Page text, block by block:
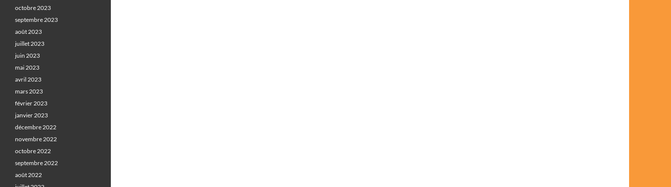
octobre 2023
septembre 2023
août 2023
juillet 2023
juin 2023
mai 2023
avril 2023
mars 2023
février 2023
janvier 2023
décembre 2022
novembre 2022
octobre 2022
septembre 2022
août 2022